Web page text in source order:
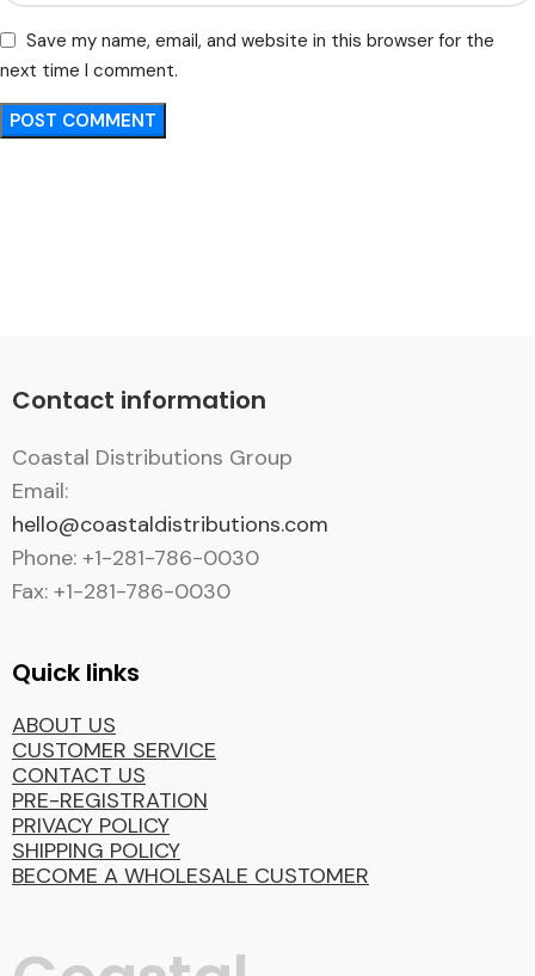
Save my name, email, and website in this browser for the
next time I comment.
Contact information
Coastal Distributions Group
Email:
hello@coastaldistributions.com
Phone: +1-281-786-0030
Fax: +1-281-786-0030
Quick links
ABOUT US
CUSTOMER SERVICE
CONTACT US
PRE-REGISTRATION
PRIVACY POLICY
SHIPPING POLICY
BECOME A WHOLESALE CUSTOMER